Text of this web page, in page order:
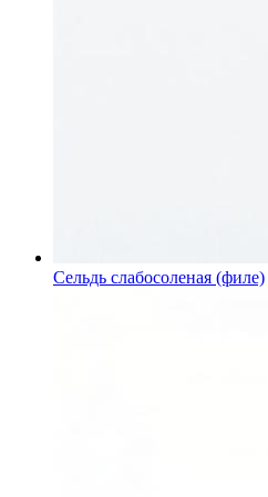
Сельдь слабосоленая (филе)